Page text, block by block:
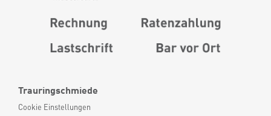
Trauringschmiede
Cookie Einstellungen